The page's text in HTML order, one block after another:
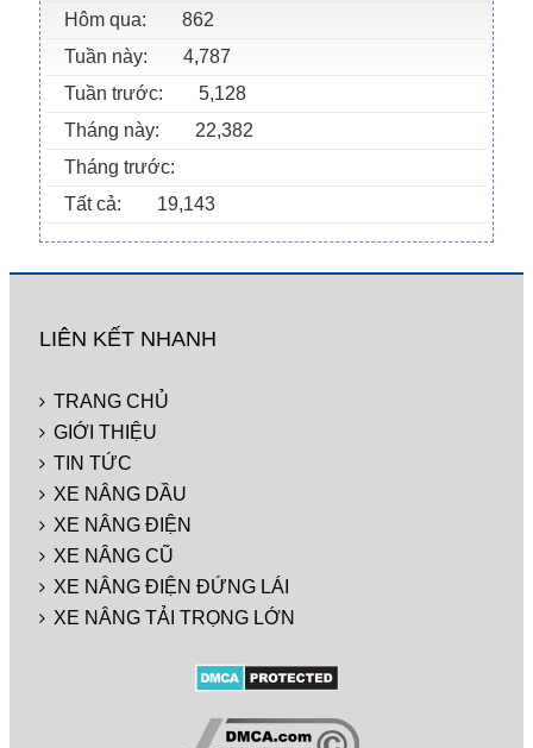
Hôm qua:
862
Tuần này:
4,787
Tuần trước:
5,128
Tháng này:
22,382
Tháng trước:
Tất cả:
19,143
LIÊN KẾT NHANH
TRANG CHỦ
GIỚI THIỆU
TIN TỨC
XE NÂNG DẦU
XE NÂNG ĐIỆN
XE NÂNG CŨ
XE NÂNG ĐIỆN ĐỨNG LÁI
XE NÂNG TẢI TRỌNG LỚN